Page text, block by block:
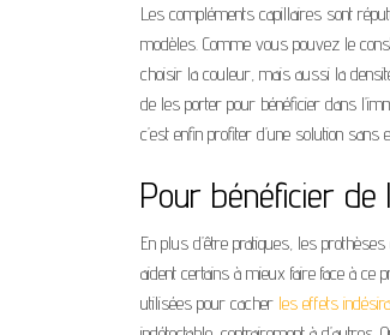
Les compléments capillaires sont
modèles. Comme vous pouvez le
choisir la couleur, mais aussi la
de les porter pour bénéficier dans
c’est enfin profiter d’une solution
Pour bénéficier de
En plus d’être pratiques, les
aident certains à mieux faire face à ce
utilisées pour cacher les effets